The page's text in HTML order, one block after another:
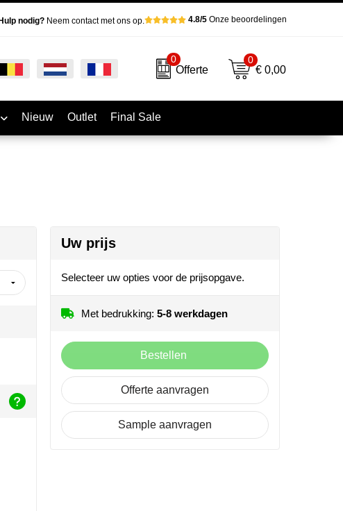
nodig?Neem contact met ons op. 4.8/5Onze beoordelingen
0
Offerte
0
€ 0,00
Nieuw Outlet Final Sale
Uw prijs
Selecteer uw opties voor de prijsopgave.
Met bedrukking: 5-8 werkdagen
Bestellen
Offerte aanvragen
Sample aanvragen